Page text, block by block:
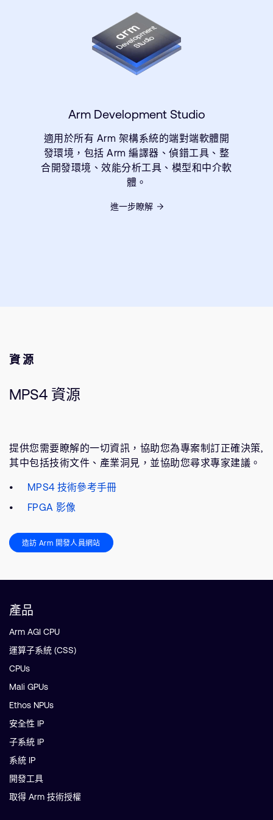
Arm Development Studio
適用於所有 Arm 架構系統的端對端軟體開
發環境，包括 Arm 編譯器、偵錯工具、整
合開發環境、效能分析工具、模型和中介軟
體。
進一步瞭解
資源
MPS4 資源
提供您需要瞭解的一切資訊，協助您為專案制訂正確決策,
其中包括技術文件、產業洞見，並協助您尋求專家建議。
MPS4 技術參考手冊
FPGA 影像
造訪 Arm 開發人員網站
產品
Arm AGI CPU
運算子系統 (CSS)
CPUs
Mali GPUs
Ethos NPUs
安全性 IP
子系統 IP
系統 IP
開發工具
取得 Arm 技術授權